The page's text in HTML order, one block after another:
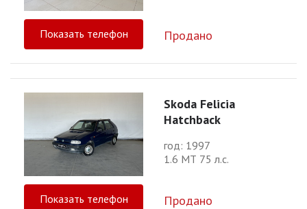
Показать телефон Продано
Skoda Felicia
Hatchback
год: 1997
1.6 МТ 75 л.с.
Показать телефон Продано